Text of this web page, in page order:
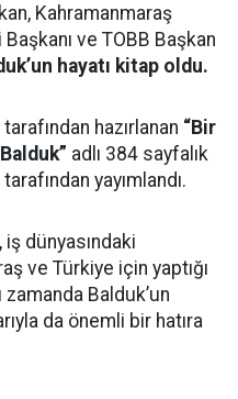
Kahramanmaraş
ve TOBB Başkan
hayatı kitap oldu.
tarafından hazırlanan “Bir
adlı 384 sayfalık
tarafından yayımlandı.
iş dünyasındaki
ve Türkiye için yaptığı
zamanda Balduk’un
da önemli bir hatıra